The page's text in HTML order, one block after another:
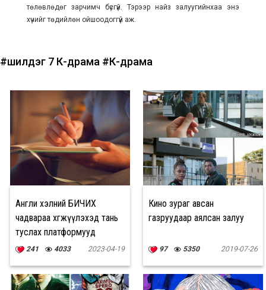
төлөвлөдөг зарчимч бүсгүй. Тэрээр найз залуугийнхаа энэ
хүчийг төдийлөн ойшоодоггүй аж.
#шилдэг 7 К-драма #К-драма
Англи хэлний БИЧИХ
чадвараа хөгжүүлэхэд тань
туслах платформууд
241 4033 2023-04-19
Кино зураг авсан
газруудаар аялсан залуу
97 5350 2019-07-26